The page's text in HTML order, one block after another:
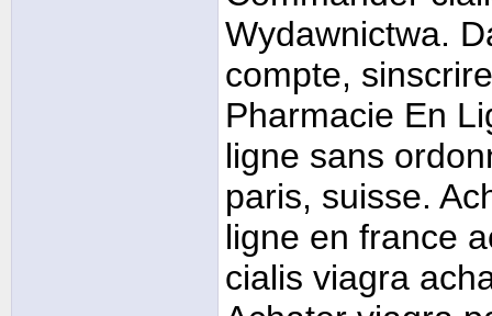
Wydawnictwa.
compte,
Pharmacie En
ligne sans
paris, suisse.
ligne en france
cialis viagra